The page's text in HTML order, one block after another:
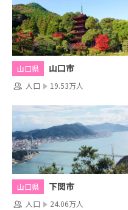
山口県 山口市
人口 19.53万人
山口県 下関市
人口 24.06万人